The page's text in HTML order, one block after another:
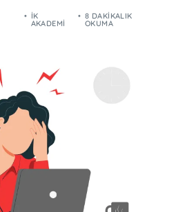
İK
AKADEMI
8 DAKIKALIK
OKUMA